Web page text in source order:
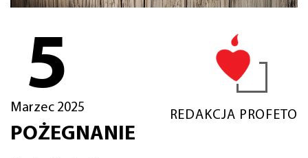
5
Marzec 2025
REDAKCJA PROFETO
POŻEGNANIE